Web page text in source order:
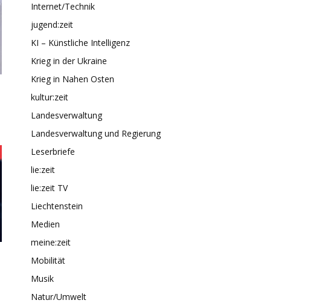
Internet/Technik
jugend:zeit
KI – Künstliche Intelligenz
Krieg in der Ukraine
Krieg in Nahen Osten
kultur:zeit
Landesverwaltung
Landesverwaltung und Regierung
Leserbriefe
lie:zeit
lie:zeit TV
Liechtenstein
Medien
meine:zeit
Mobilität
Musik
Natur/Umwelt